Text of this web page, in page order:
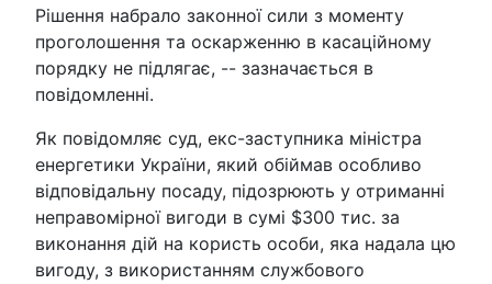
Рішення набрало законної сили з моменту
проголошення та оскарженню в касаційному
порядку не підлягає, -- зазначається в
повідомленні.
Як повідомляє суд, екс-заступника міністра
енергетики України, який обіймав особливо
відповідальну посаду, підозрюють у отриманні
неправомірної вигоди в сумі $300 тис. за
виконання дій на користь особи, яка надала цю
вигоду, з використанням службового